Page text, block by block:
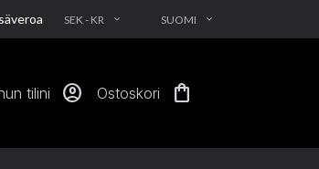
SEK - KR EXPAND_MORE SUOMI EXPAND_MORE
tilini account_circle Ostoskori shopping_bag